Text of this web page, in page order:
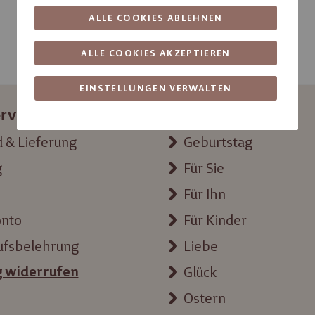
& Lieferung
widerrufen
Geburtstag
Für Sie
Für Ihn
Für Kinder
Liebe
Glück
Ostern
EINSTELLUNGEN VERWALTEN
ALLE COOKIES AKZEPTIEREN
ALLE COOKIES ABLEHNEN